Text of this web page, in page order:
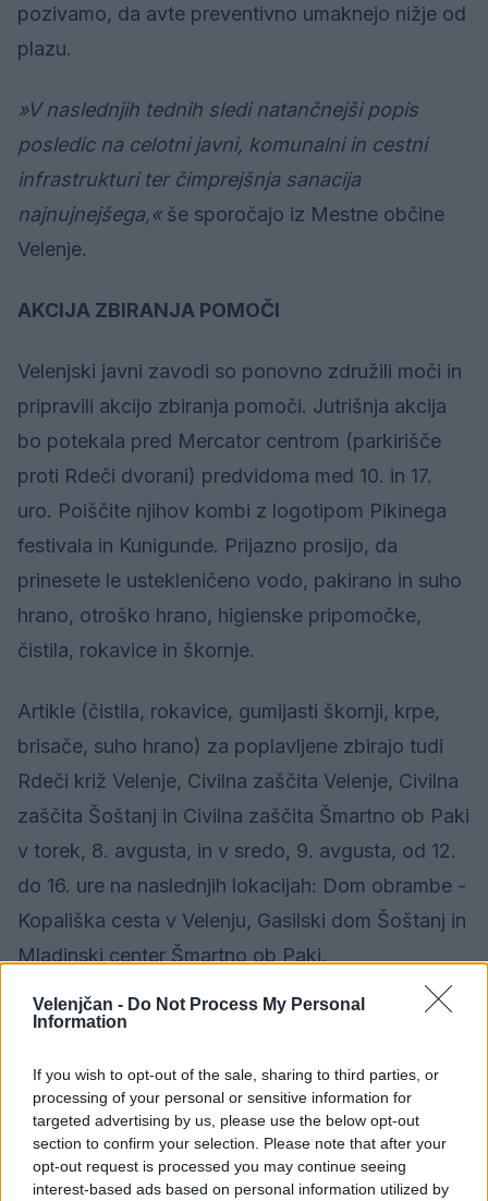
Velenjčan - Do Not Process My Personal
Information
If you wish to opt-out of the sale, sharing to third parties, or
processing of your personal or sensitive information for
targeted advertising by us, please use the below opt-out
section to confirm your selection. Please note that after your
opt-out request is processed you may continue seeing
interest-based ads based on personal information utilized by
pozivamo, da avte preventivno umaknejo nižje od
plazu.
»V naslednjih tednih sledi natančnejši popis
posledic na celotni javni, komunalni in cestni
infrastrukturi ter čimprejšnja sanacija
najnujnejšega,«še sporočajo iz Mestne občine
Velenje.
AKCIJA ZBIRANJA POMOČI
Velenjski javni zavodi so ponovno združili moči in
pripravili akcijo zbiranja pomoči. Jutrišnja akcija
bo potekala pred Mercator centrom (parkirišče
proti Rdeči dvorani) predvidoma med 10. in 17.
uro. Poiščite njihov kombi z logotipom Pikinega
festivala in Kunigunde. Prijazno prosijo, da
prinesete le ustekleničeno vodo, pakirano in suho
hrano, otroško hrano, higienske pripomočke,
čistila, rokavice in škornje.
Artikle (čistila, rokavice, gumijasti škornji, krpe,
brisače, suho hrano) za poplavljene zbirajo tudi
Rdeči križ Velenje, Civilna zaščita Velenje, Civilna
zaščita Šoštanj in Civilna zaščita Šmartno ob Paki
v torek, 8. avgusta, in v sredo, 9. avgusta, od 12.
do 16. ure na naslednjih lokacijah: Dom obrambe -
Kopališka cesta v Velenju, Gasilski dom Šoštanj in
Mladinski center Šmartno ob Paki.
Več informacij sledi v prihodnjih dneh.
KATEGORIJE Družba